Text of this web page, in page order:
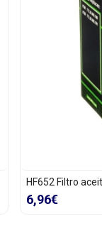
HF652 Filtro
6,96€